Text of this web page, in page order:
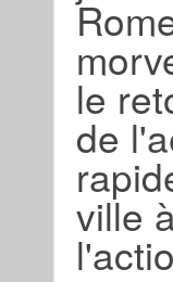
le
de
ville